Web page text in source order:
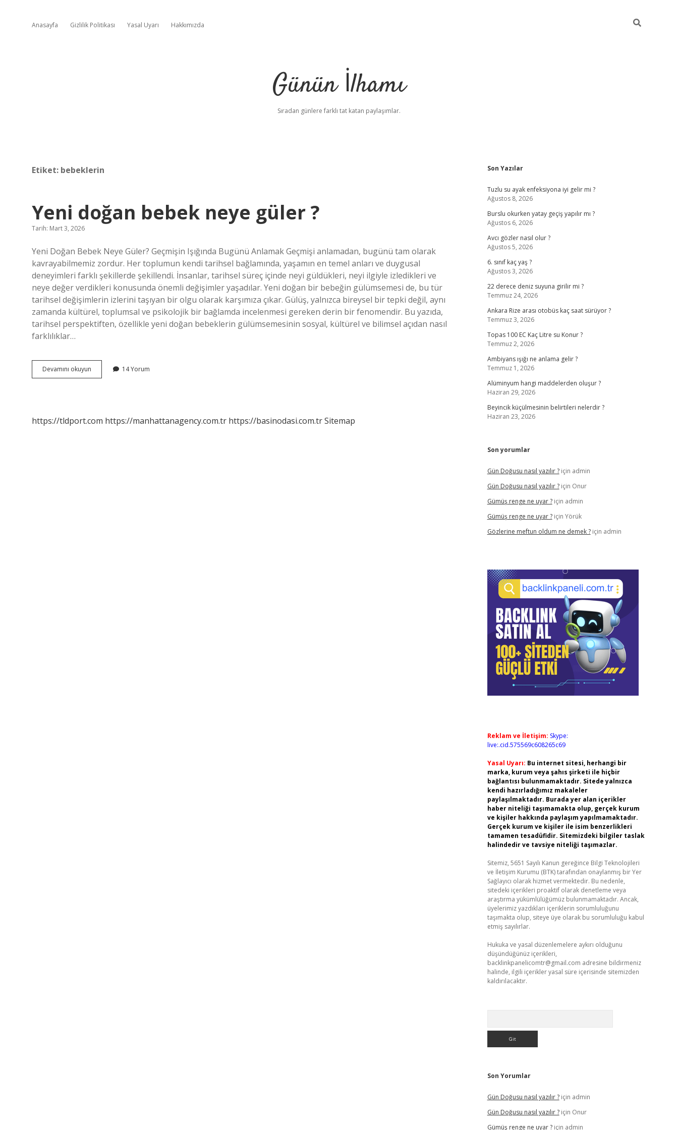
Anasayfa Gizlilik Politikası Yasal Uyarı Hakkımızda
Günün İlhamı
Sıradan günlere farklı tat katan paylaşımlar.
Etiket: bebeklerin
Yeni doğan bebek neye güler ?
Tarih: Mart 3, 2026
Yeni Doğan Bebek Neye Güler? Geçmişin Işığında Bugünü Anlamak Geçmişi anlamadan, bugünü tam olarak
kavrayabilmemiz zordur. Her toplumun kendi tarihsel bağlamında, yaşamın en temel anları ve duygusal
deneyimleri farklı şekillerde şekillendi. İnsanlar, tarihsel süreç içinde neyi güldükleri, neyi ilgiyle izledikleri ve
neye değer verdikleri konusunda önemli değişimler yaşadılar. Yeni doğan bir bebeğin gülümsemesi de, bu tür
tarihsel değişimlerin izlerini taşıyan bir olgu olarak karşımıza çıkar. Gülüş, yalnızca bireysel bir tepki değil, aynı
zamanda kültürel, toplumsal ve psikolojik bir bağlamda incelenmesi gereken derin bir fenomendir. Bu yazıda,
tarihsel perspektiften, özellikle yeni doğan bebeklerin gülümsemesinin sosyal, kültürel ve bilimsel açıdan nasıl
farklılıklar…
Devamını okuyun
doğan
14 Yorum
https://tldport.com https://manhattanagency.com.tr https://basinodasi.com.trSitemap
Sidebar
Son Yazılar
Tuzlu su ayak enfeksiyona iyi gelir mi ?
Ağustos 8, 2026
Burslu okurken yatay geçiş yapılır mı ?
Ağustos 6, 2026
Avcı gözler nasıl olur ?
Ağustos 5, 2026
6. sınıf kaç yaş ?
Ağustos 3, 2026
22 derece deniz suyuna girilir mi ?
Temmuz 24, 2026
Ankara Rize arası otobüs kaç saat sürüyor ?
Temmuz 3, 2026
Topas 100 EC Kaç Litre su Konur ?
Temmuz 2, 2026
Ambiyans ışığı ne anlama gelir ?
Temmuz 1, 2026
Alüminyum hangi maddelerden oluşur ?
Haziran 29, 2026
Beyincik küçülmesinin belirtileri nelerdir ?
Haziran 23, 2026
Son yorumlar
Gün Doğusu nasıl yazılır ?için admin
Gün Doğusu nasıl yazılır ?için Onur
Gümüş renge ne uyar ?için admin
Gümüş renge ne uyar ?için Yörük
Gözlerine meftun oldum ne demek ?için admin
Reklam ve İletişim: Skype:
live:.cid.575569c608265c69
Yasal Uyarı: Bu internet sitesi, herhangi bir
marka, kurum veya şahıs şirketi ile hiçbir
bağlantısı bulunmamaktadır. Sitede yalnızca
kendi hazırladığımız makaleler
paylaşılmaktadır. Burada yer alan içerikler
haber niteliği taşımamakta olup, gerçek kurum
ve kişiler hakkında paylaşım yapılmamaktadır.
Gerçek kurum ve kişiler ile isim benzerlikleri
tamamen tesadüfidir. Sitemizdeki bilgiler taslak
halindedir ve tavsiye niteliği taşımazlar.
Sitemiz, 5651 Sayılı Kanun gereğince Bilgi Teknolojileri
ve İletişim Kurumu (BTK) tarafından onaylanmış bir Yer
Sağlayıcı olarak hizmet vermektedir. Bu nedenle,
sitedeki içerikleri proaktif olarak denetleme veya
araştırma yükümlülüğümüz bulunmamaktadır. Ancak,
üyelerimiz yazdıkları içeriklerin sorumluluğunu
taşımakta olup, siteye üye olarak bu sorumluluğu kabul
etmiş sayılırlar.
Hukuka ve yasal düzenlemelere aykırı olduğunu
düşündüğünüz içerikleri,
backlinkpanelicomtr@gmail.com adresine bildirmeniz
halinde, ilgili içerikler yasal süre içerisinde sitemizden
kaldırılacaktır.
Son Yorumlar
Gün Doğusu nasıl yazılır ?için admin
Gün Doğusu nasıl yazılır ?için Onur
Gümüş renge ne uyar ?için admin